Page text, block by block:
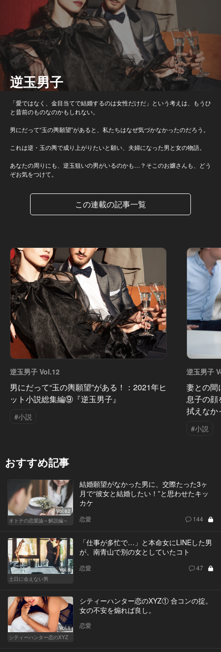
逆玉男子
「愛ではなく、金目当てで結婚するのは女性だけだ」という考えは、もうひ
と昔前のものなのかもしれない。
男にだって“玉の輿願望”があると、私たちはなぜ気づかなかったのだろう。
これは逆・玉の輿で成り上がりたいと願い、夫婦になった男と女の物語。
あなたの周りにも、逆玉狙いの男がいるのかも…？そこのお嬢さんも、どう
ぞお気をつけて。
この連載の記事一覧
逆玉男子 Vol.12
男にだって“玉の輿願望”がある！：2021年ヒ
ット小説総集編⑨『逆玉男子』
#小説
逆玉男子
妻との
息子の
拭えなか
#小説
おすすめ記事
Vol.62
オトナの恋愛論～解説編～
結婚願望がなかった男に、交際たった3ヶ
月で“彼女と結婚したい！”と思わせたキッ
カケ
恋愛 144
Vol.8
土日に会えない男
「仕事が多忙で…」と本命女にLINEした男
が、南青山で別の女としていたコト
恋愛 47
Vol.1
シティーハンター恋のXYZ
シティーハンター恋のXYZ① 合コンの掟。
女の不安を煽れば良し。
恋愛